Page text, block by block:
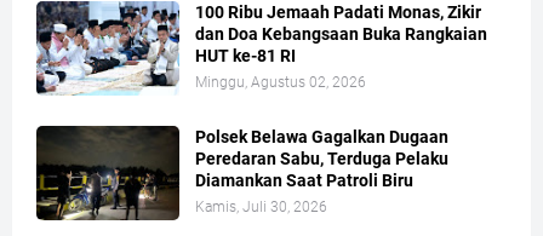
100 Ribu Jemaah Padati Monas, Zikir
dan Doa Kebangsaan Buka Rangkaian
HUT ke-81 RI
Minggu, Agustus 02, 2026
Polsek Belawa Gagalkan Dugaan
Peredaran Sabu, Terduga Pelaku
Diamankan Saat Patroli Biru
Kamis, Juli 30, 2026